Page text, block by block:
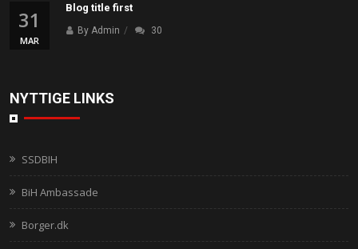
31
MAR
Blog title first
By Admin 30
NYTTIGE LINKS
SSDBIH
BiH Ambassade
Borger.dk